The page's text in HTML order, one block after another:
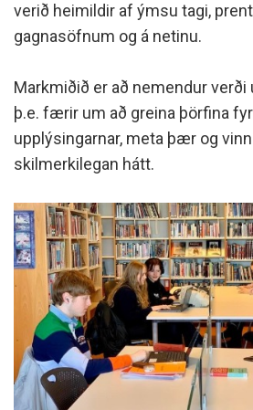
verið heimildir af ýmsu tagi,
gagnasöfnum og á netinu.
Markmiðið er að nemendur
þ.e. færir um að greina þörfina
upplýsingarnar, meta þær og
skilmerkilegan hátt.